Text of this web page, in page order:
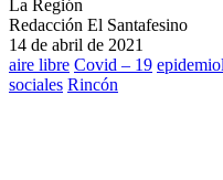
La Región
Redacción El Santafesino
14 de abril de 2021
aire libre Covid – 19
sociales Rincón